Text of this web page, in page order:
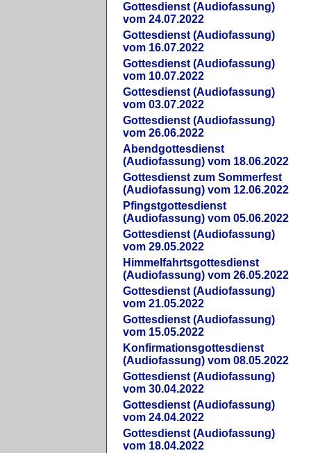
Gottesdienst (Audiofassung)
vom 24.07.2022
Gottesdienst (Audiofassung)
vom 16.07.2022
Gottesdienst (Audiofassung)
vom 10.07.2022
Gottesdienst (Audiofassung)
vom 03.07.2022
Gottesdienst (Audiofassung)
vom 26.06.2022
Abendgottesdienst
(Audiofassung) vom 18.06.2022
Gottesdienst zum Sommerfest
(Audiofassung) vom 12.06.2022
Pfingstgottesdienst
(Audiofassung) vom 05.06.2022
Gottesdienst (Audiofassung)
vom 29.05.2022
Himmelfahrtsgottesdienst
(Audiofassung) vom 26.05.2022
Gottesdienst (Audiofassung)
vom 21.05.2022
Gottesdienst (Audiofassung)
vom 15.05.2022
Konfirmationsgottesdienst
(Audiofassung) vom 08.05.2022
Gottesdienst (Audiofassung)
vom 30.04.2022
Gottesdienst (Audiofassung)
vom 24.04.2022
Gottesdienst (Audiofassung)
vom 18.04.2022